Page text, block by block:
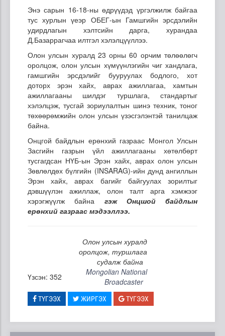
Энэ сарын 16-18-ны өдрүүдэд үргэлжилж байгаа
тус хурлын үеэр ОБЕГ-ын Гамшгийн эрсдэлийн
удирдлагын хэлтсийн дарга, хурандаа
Д.Базаррагчаа илтгэл хэлэлцүүллээ.
Олон улсын хуралд 23 орны 60 орчим төлөөлөгч
оролцож, олон улсын хүмүүнлэгийн чиг хандлага,
гамшгийн эрсдэлийг бууруулах бодлого, хот
доторх эрэн хайх, аврах ажиллагаа, хамтын
ажиллагааны шилдэг туршлага, стандартыг
хэлэлцэж, тусгай зориулалтын шинэ техник, тоног
төхөөрөмжийн олон улсын үзэсгэлэнтэй танилцаж
байна.
Онцгой байдлын ерөнхий газраас Монгол Улсын
Засгийн газрын үйл ажиллагааны хөтөлбөрт
тусгагдсан НҮБ-ын Эрэн хайх, аврах олон улсын
Зөвлөлдөх бүлгийн (INSARAG)-ийн дунд ангиллын
Эрэн хайх, аврах багийг байгуулах зорилтыг
дэвшүүлэн ажиллаж, олон талт арга хэмжээг
хэрэгжүүлж байна гэж Онцшой байдлын
ерөнхий газраас мэдээллээ.
Олон улсын хуралд
оролцож, туршлага
судалж байна
Үзсэн: 352
Mongolian National
Broadcaster
ТҮГЭЭХ ЖИРГЭХ ТҮГЭЭХ